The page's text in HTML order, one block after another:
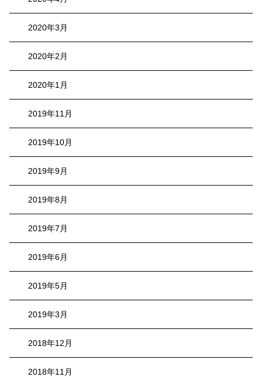
2020年3月
2020年2月
2020年1月
2019年11月
2019年10月
2019年9月
2019年8月
2019年7月
2019年6月
2019年5月
2019年3月
2018年12月
2018年11月